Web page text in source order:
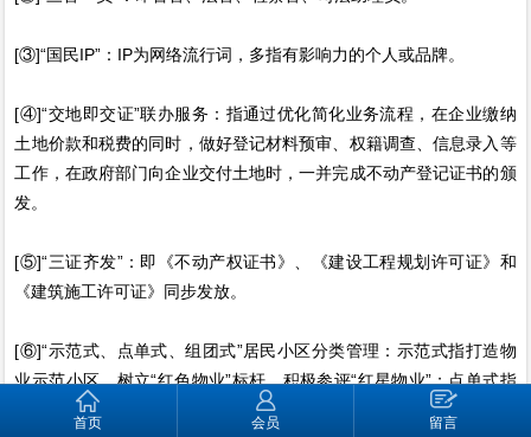
[③]“国民IP”：IP为网络流行词，多指有影响力的个人或品牌。
[④]“交地即交证”联办服务：指通过优化简化业务流程，在企业缴纳
土地价款和税费的同时，做好登记材料预审、权籍调查、信息录入等
工作，在政府部门向企业交付土地时，一并完成不动产登记证书的颁
发。
[⑤]“三证齐发”：即《不动产权证书》、《建设工程规划许可证》和
《建筑施工许可证》同步发放。
[⑥]“示范式、点单式、组团式”居民小区分类管理：示范式指打造物
业示范小区，树立“红色物业”标杆，积极参评“红星物业”；点单式指
探索的“自治+专治”选聘优质物业“接单”，提供邻近物业服务；组团式
首页 会员 留言